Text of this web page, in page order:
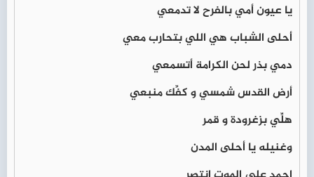
يا عيون أمي بالفرح لا تدمعي
أحلى الشباب هي اللي بتحارب معي
دمي بذر لحن الكرامة أتسمعي
أرض القدس شمسي و كفِّك منبعي
هلِّي بزغرودة و قمر
وغنيله يا أحلى المدن